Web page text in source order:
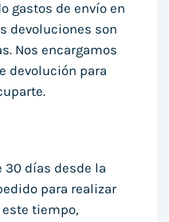
gastos de envío en
devoluciones son
Nos encargamos
devolución para
30 días desde la
para realizar
este tiempo,